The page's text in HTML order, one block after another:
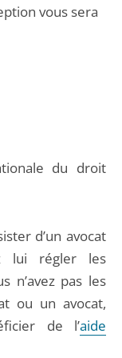
vous sera
du droit
d’un avocat
lui régler les
n’avez pas les
ou un avocat,
de l’aide